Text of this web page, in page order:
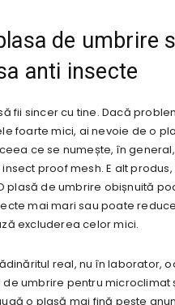
de umbrire
anti insecte
fii sincer cu tine. Dacă
foarte mici, ai nevoie de o
ce se numește, în
proof mesh. E alt
plasă de umbrire obișnuită
mai mari sau poate
excluderea celor mici.
real, nu în laborator,
de umbrire pentru microclimat
o plasă mai fină peste